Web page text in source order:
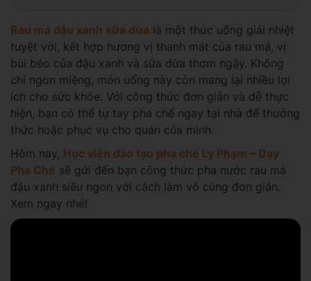
Rau má đậu xanh sữa dừa là một thức uống giải nhiệt
tuyệt vời, kết hợp hương vị thanh mát của rau má, vị
bùi béo của đậu xanh và sữa dừa thơm ngậy. Không
chỉ ngon miệng, món uống này còn mang lại nhiều lợi
ích cho sức khỏe. Với công thức đơn giản và dễ thực
hiện, bạn có thể tự tay pha chế ngay tại nhà để thưởng
thức hoặc phục vụ cho quán của mình.
Hôm nay, Học viện đào tạo pha chế Ly Phạm – Dạy
Pha Chế sẽ gửi đến bạn công thức pha nước rau má
đậu xanh siêu ngon với cách làm vô cùng đơn giản.
Xem ngay nhé!